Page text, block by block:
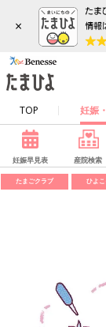
×
TOP 妊娠
妊娠早見表 産院検索
たまごクラブ ひよ